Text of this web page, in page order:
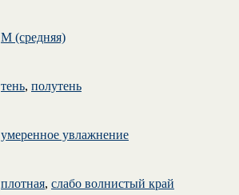
M (средняя)
тень, полутень
умеренное увлажнение
плотная, слабо волнистый край